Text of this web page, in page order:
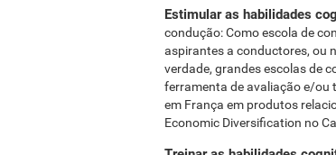
Estimular as habilidades
condução: Como escola de
aspirantes a conductores, ou
verdade, grandes escolas de
ferramenta de avaliação e/ou
em França em produtos
Economic Diversification no